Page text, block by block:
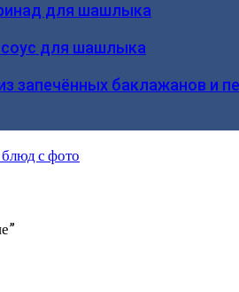
для шашлыка
для шашлыка
запечённых баклажанов и